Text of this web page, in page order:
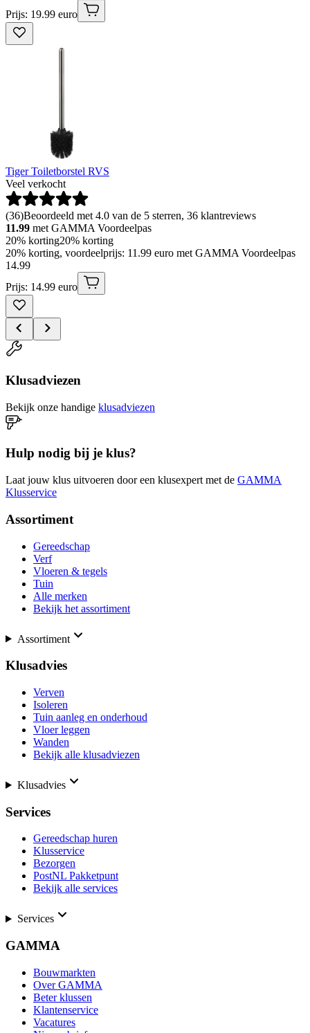
Prijs: 19.99 euro
Tiger Toiletborstel RVS
Veel verkocht
(36)Beoordeeld met 4.0 van de 5 sterren, 36 klantreviews
11.99 met GAMMA Voordeelpas
20% korting20% korting
20% korting, voordeelprijs: 11.99 euro met GAMMA Voordeelpas
14.99
Prijs: 14.99 euro
Klusadviezen
Bekijk onze handige klusadviezen
Hulp nodig bij je klus?
Laat jouw klus uitvoeren door een klusexpert met de GAMMA
Klusservice
Assortiment
Gereedschap
Verf
Vloeren & tegels
Tuin
Alle merken
Bekijk het assortiment
Assortiment
Klusadvies
Verven
Isoleren
Tuin aanleg en onderhoud
Vloer leggen
Wanden
Bekijk alle klusadviezen
Klusadvies
Services
Gereedschap huren
Klusservice
Bezorgen
PostNL Pakketpunt
Bekijk alle services
Services
GAMMA
Bouwmarkten
Over GAMMA
Beter klussen
Klantenservice
Vacatures